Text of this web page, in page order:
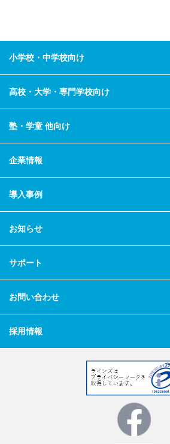
小学校・中学校向け
高校・大学・専門学校向け
塾・学童 他向け
企業情報
導入事例
お知らせ
サポート
お問い合わせ
採用情報